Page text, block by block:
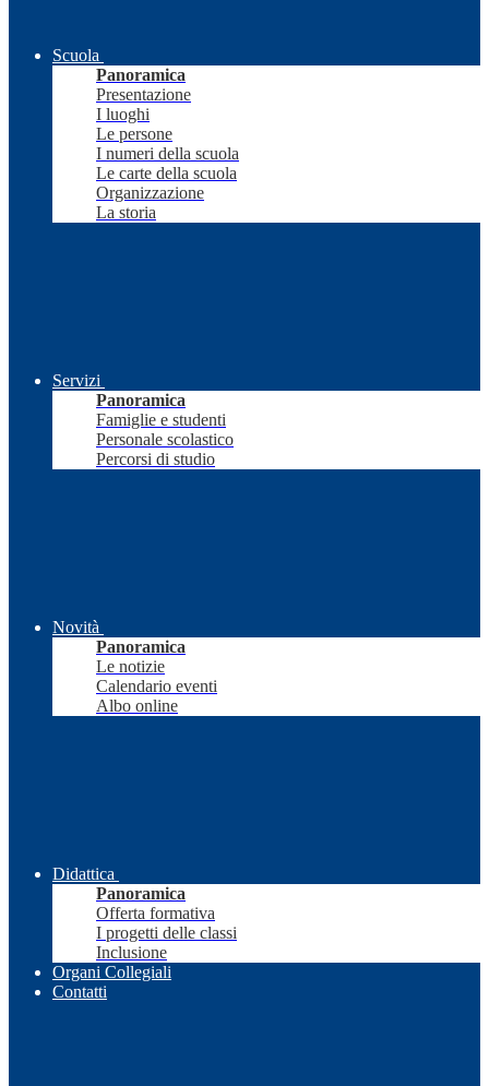
Scuola
Panoramica
Presentazione
I luoghi
Le persone
I numeri della scuola
Le carte della scuola
Organizzazione
La storia
Servizi
Panoramica
Famiglie e studenti
Personale scolastico
Percorsi di studio
Novità
Panoramica
Le notizie
Calendario eventi
Albo online
Didattica
Panoramica
Offerta formativa
I progetti delle classi
Inclusione
Organi Collegiali
Contatti